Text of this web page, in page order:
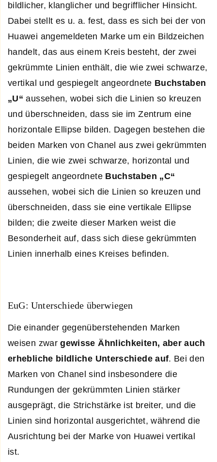
bildlicher, klanglicher und begrifflicher Hinsicht.
Dabei stellt es u. a. fest, dass es sich bei der von
Huawei angemeldeten Marke um ein Bildzeichen
handelt, das aus einem Kreis besteht, der zwei
gekrümmte Linien enthält, die wie zwei schwarze,
vertikal und gespiegelt angeordnete Buchstaben
„U“ aussehen, wobei sich die Linien so kreuzen
und überschneiden, dass sie im Zentrum eine
horizontale Ellipse bilden. Dagegen bestehen die
beiden Marken von Chanel aus zwei gekrümmten
Linien, die wie zwei schwarze, horizontal und
gespiegelt angeordnete Buchstaben „C“
aussehen, wobei sich die Linien so kreuzen und
überschneiden, dass sie eine vertikale Ellipse
bilden; die zweite dieser Marken weist die
Besonderheit auf, dass sich diese gekrümmten
Linien innerhalb eines Kreises befinden.
EuG: Unterschiede überwiegen
Die einander gegenüberstehenden Marken
weisen zwargewisse Ähnlichkeiten, aber auch
erhebliche bildliche Unterschiede auf. Bei den
Marken von Chanel sind insbesondere die
Rundungen der gekrümmten Linien stärker
ausgeprägt, die Strichstärke ist breiter, und die
Linien sind horizontal ausgerichtet, während die
Ausrichtung bei der Marke von Huawei vertikal
ist.